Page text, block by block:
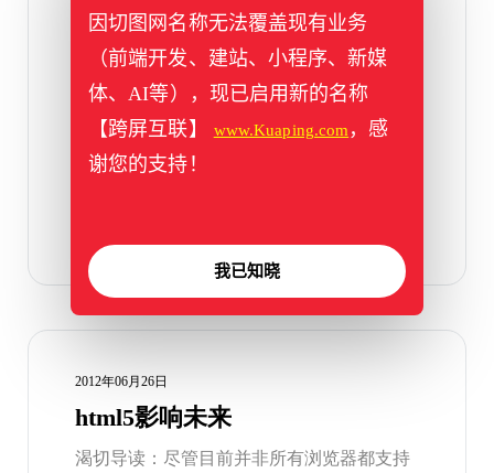
解读ThinkCSS的偶然成功
ThinkCSS百度或者谷歌一下均有大量资料文
献，并且还不乏使用者。但是这些都不是
ThinkCSS开发者自己发 […]
标签：firefox,thinkcss
2012年06月26日
html5影响未来
渴切导读：尽管目前并非所有浏览器都支持
因切图网名称无法覆盖现有业务
（前端开发、建站、小程序、新媒
体、AI等），现已启用新的名称
【跨屏互联】
www.Kuaping.com ，感
谢您的支持！
我已知晓